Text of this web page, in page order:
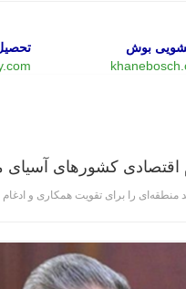
بوش
اقتصادی کشور‌های
را برای تقویت همکاری و